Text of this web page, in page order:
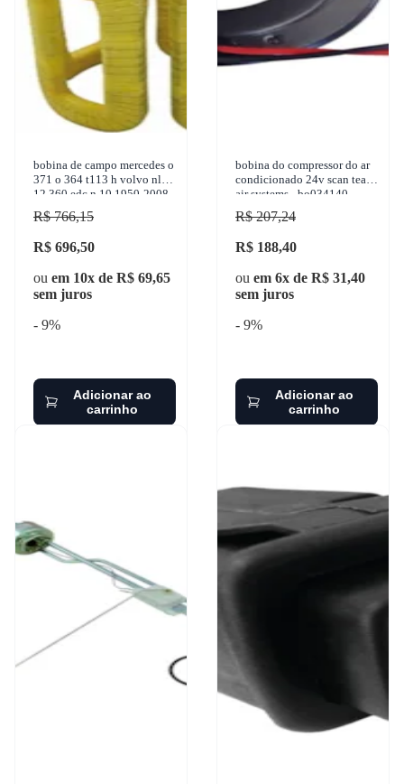
bobina de campo mercedes o
371 o 364 t113 h volvo nl
12 360 edc n 10 1950-2008
cinap - 72613718
R$ 766,15
R$ 696,50
ou em 10x de R$ 69,65
sem juros
- 9%
Adicionar ao
carrinho
bobina do compressor do ar
condicionado 24v scan team
air systems - bo034140
R$ 207,24
R$ 188,40
ou em 6x de R$ 31,40
sem juros
- 9%
Adicionar ao
carrinho